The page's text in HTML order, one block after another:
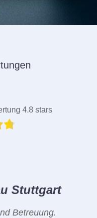
4.8 stars
Stuttgart
Betreuung.